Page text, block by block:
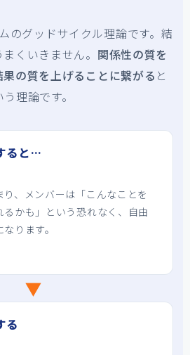
のグッドサイクル理論です。結
くいきません。 関係性の質を
の質を上げることに繋がる と
う理論です。
ると…
、メンバーは「こんなことを
かも」という恐れなく、自由
ります。
▼
る